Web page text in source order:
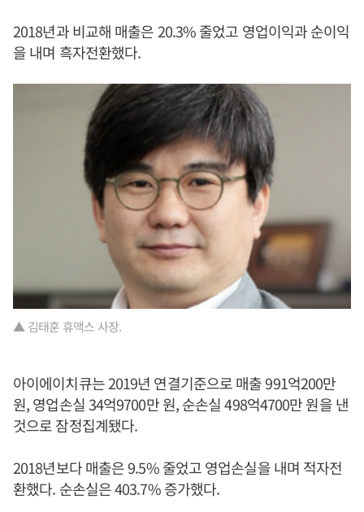
2018년과 비교해 매출은 20.3% 줄었고 영업이익과 순이익
을 내며 흑자전환했다.
▲ 김태훈 휴맥스 사장.
아이에이치큐는 2019년 연결기준으로 매출 991억200만
원, 영업손실 34억9700만 원, 순손실 498억4700만 원을 낸
것으로 잠정집계됐다.
2018년보다 매출은 9.5% 줄었고 영업손실을 내며 적자전
환했다. 순손실은 403.7% 증가했다.